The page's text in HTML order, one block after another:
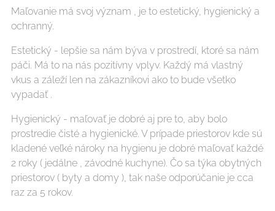
Maľovanie má svoj význam , je to estetický, hygienický a
ochranný.
Estetický - lepšie sa nám býva v prostredí, ktoré sa nám
páči. Má to na nás pozitívny vplyv. Každý má vlastný
vkus a záleží len na zákazníkovi ako to bude všetko
vypadať .
Hygienický - maľovať je dobré aj pre to, aby bolo
prostredie čisté a hygienické. V prípade priestorov kde sú
kladené veľké nároky na hygienu je dobré maľovať každé
2 roky ( jedálne , závodné kuchyne). Čo sa týka obytných
priestorov ( byty a domy ), tak naše odporúčanie je cca
raz za 5 rokov.